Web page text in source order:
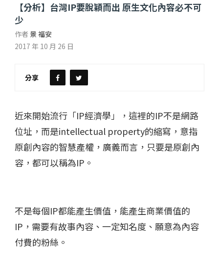
【分析】台灣IP要脫穎而出 原生文化內容必不可
少
作者 景 福安
2017 年 10 月 26 日
分享
近來開始流行「IP經濟學」，這裡的IP不是網路
位址，而是intellectual property的縮寫，意指
原創內容的智慧產權，廣義而言，只要是原創內
容，都可以稱為IP。
不是每個IP都能產生價值，能產生商業價值的
IP，需要有故事內容、一定知名度、願意為內容
付費的粉絲。